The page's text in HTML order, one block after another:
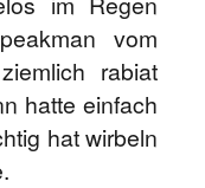
vom
rabiat
hatte einfach
hat wirbeln